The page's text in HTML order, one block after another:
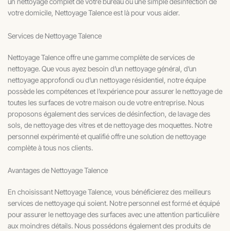
votre domicile, Nettoyage Talence est là pour vous aider.
Services de Nettoyage Talence
Nettoyage Talence offre une gamme complète de services de
nettoyage. Que vous ayez besoin d’un nettoyage général, d’un
nettoyage approfondi ou d’un nettoyage résidentiel, notre équipe
possède les compétences et l’expérience pour assurer le nettoyage de
toutes les surfaces de votre maison ou de votre entreprise. Nous
proposons également des services de désinfection, de lavage des
sols, de nettoyage des vitres et de nettoyage des moquettes. Notre
personnel expérimenté et qualifié offre une solution de nettoyage
complète à tous nos clients.
Avantages de Nettoyage Talence
En choisissant Nettoyage Talence, vous bénéficierez des meilleurs
services de nettoyage qui soient. Notre personnel est formé et équipé
pour assurer le nettoyage des surfaces avec une attention particulière
aux moindres détails. Nous possédons également des produits de